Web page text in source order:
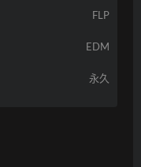
FLP
EDM
永久